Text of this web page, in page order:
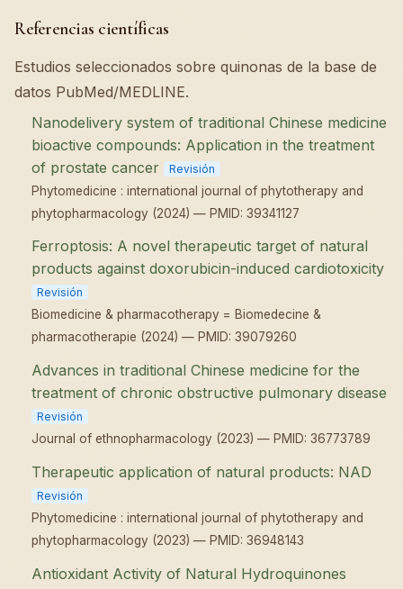
Referencias científicas
Estudios seleccionados sobre quinonas de la base de
datos PubMed/MEDLINE.
Nanodelivery system of traditional Chinese medicine
bioactive compounds: Application in the treatment
of prostate cancer
Revisión
Phytomedicine : international journal of phytotherapy and
phytopharmacology (2024) — PMID: 39341127
Ferroptosis: A novel therapeutic target of natural
products against doxorubicin-induced cardiotoxicity
Revisión
Biomedicine & pharmacotherapy = Biomedecine &
pharmacotherapie (2024) — PMID: 39079260
Advances in traditional Chinese medicine for the
treatment of chronic obstructive pulmonary disease
Revisión
Journal of ethnopharmacology (2023) — PMID: 36773789
Therapeutic application of natural products: NAD
Revisión
Phytomedicine : international journal of phytotherapy and
phytopharmacology (2023) — PMID: 36948143
Antioxidant Activity of Natural Hydroquinones